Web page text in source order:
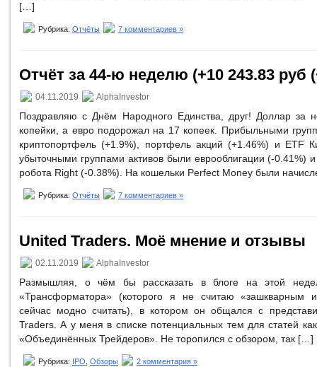
[…]
Рубрика: Отчёты 7 комментариев »
Отчёт за 44-ю неделю (+10 243.83 руб
04.11.2019 AlphaInvestor
Поздравляю с Днём Народного Единства, друг! Доллар за
копейки, а евро подорожал на 17 копеек. Прибыльными
криптопортфель (+1.9%), портфель акций (+1.46%) и ETF
убыточными группами активов были еврооблигации (-0.41%)
робота Right (-0.38%). На кошельки Perfect Money были
Рубрика: Отчёты 7 комментариев »
United Traders. Моё мнение и отзывы
02.11.2019 AlphaInvestor
Размышляя, о чём бы рассказать в блоге на этой
«Трансформатора» (которого я не считаю «зашкварным
сейчас модно считать), в котором он общался с
Traders. А у меня в списке потенциальных тем для статей
«Объединённых Трейдеров». Не торопился с обзором, так […]
Рубрика: IPO Обзоры 2 комментария »